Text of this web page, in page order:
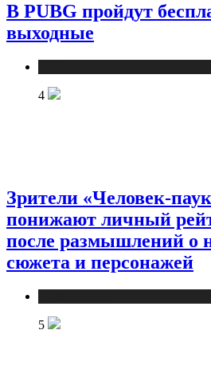
В PUBG пройдут
выходные
4
Зрители «Человек-
понижают личный
после размышлений о
сюжета и персонажей
5